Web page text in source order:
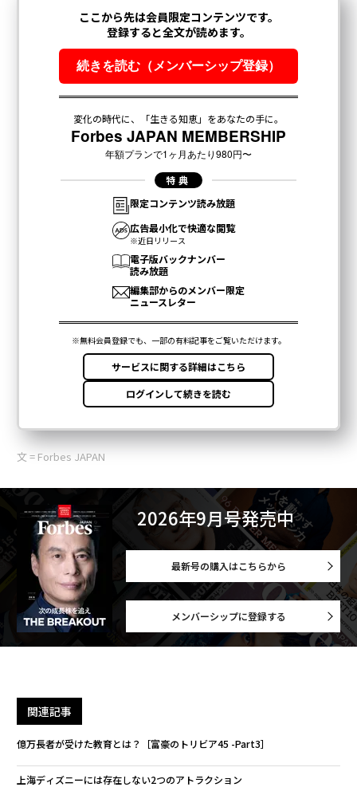
文 = Forbes JAPAN
2026年9月号発売中
最新号の購入はこちらから
メンバーシップに登録する
関連記事
億万長者が受けた教育とは？［富豪のトリビア45 -Part3］
上海ディズニーには存在しない2つのアトラクション